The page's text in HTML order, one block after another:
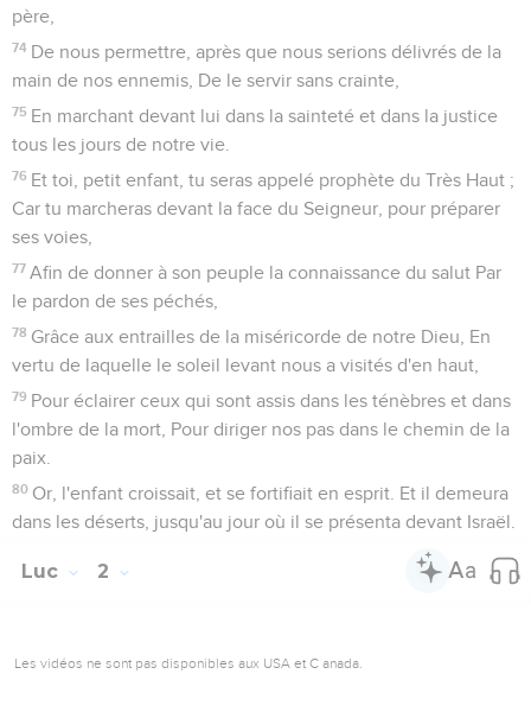
père,
74 De nous permettre, après que nous serions délivrés de la
main de nos ennemis, De le servir sans crainte,
75 En marchant devant lui dans la sainteté et dans la justice
tous les jours de notre vie.
76 Et toi, petit enfant, tu seras appelé prophète du Très Haut ;
Car tu marcheras devant la face du Seigneur, pour préparer
ses voies,
77 Afin de donner à son peuple la connaissance du salut Par
le pardon de ses péchés,
78 Grâce aux entrailles de la miséricorde de notre Dieu, En
vertu de laquelle le soleil levant nous a visités d'en haut,
79 Pour éclairer ceux qui sont assis dans les ténèbres et dans
l'ombre de la mort, Pour diriger nos pas dans le chemin de la
paix.
80 Or, l'enfant croissait, et se fortifiait en esprit. Et il demeura
dans les déserts, jusqu'au jour où il se présenta devant Israël.
Luc 2
Les vidéos ne sont pas disponibles aux USA et C anada.